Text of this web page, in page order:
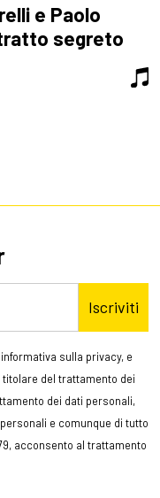
e Paolo
segreto
Iscriviti
sulla privacy, e
titolare del trattamento dei
dei dati personali,
e comunque di tutto
acconsento al trattamento